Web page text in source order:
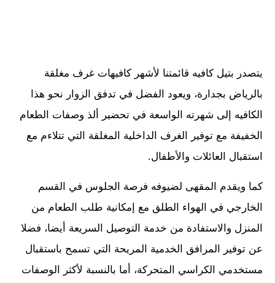
يتصدر بتيل كافيه قائمتنا لأشهر كافيهات غرف مغلقة
بالرياض بجدارة، ويعود الفضل في تدفق الزوار نحو هذا
الكافيه إلى شهرته الواسعة في تحضير ألذ وصفات الطعام
الخفيفة مع توفير الغرف الداخلية المغلقة التي تتلاءم مع
استقبال العائلات والأطفال.
كما ويقدم المقهى لضيوفه فرصة الجلوس في القسم
الخارجي في الهواء الطلق مع إمكانية طلب الطعام من
المنزل والاستفادة من خدمة التوصيل السريعة أيضا، فضلا
عن توفير المرافق الخدمية المريحة التي تسمح باستقبال
مستخدمي الكراسي المتحركة، أما بالنسبة لأكثر الوصفات